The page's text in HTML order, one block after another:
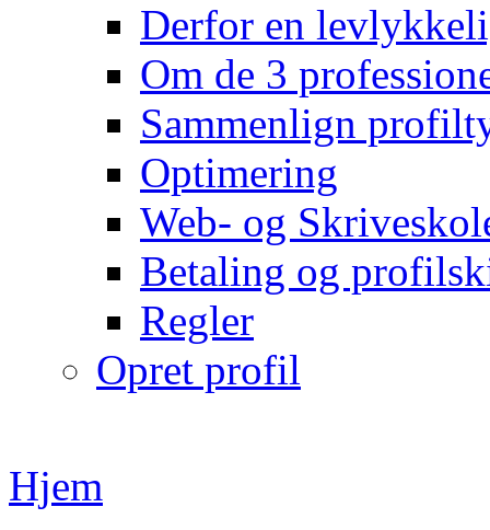
Derfor en
Om de 3
Sammenlign
Optimering
Web- og
Betaling og
Regler
Opret profil
Hjem